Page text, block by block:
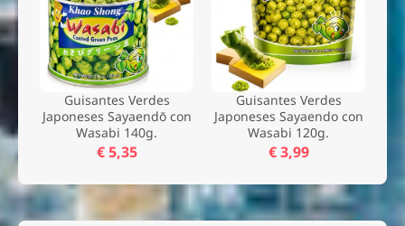
Guisantes Verdes
Japoneses Sayaendō con
Wasabi 140g.
€ 5,35
Guisantes Verdes
Japoneses Sayaendo con
Wasabi 120g.
€ 3,99